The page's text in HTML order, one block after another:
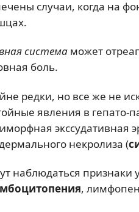
случаи, когда на
система может
боль.
редки, но все же не
явления в гепато-
экссудативная
некролиза (
наблюдаться признаки
,